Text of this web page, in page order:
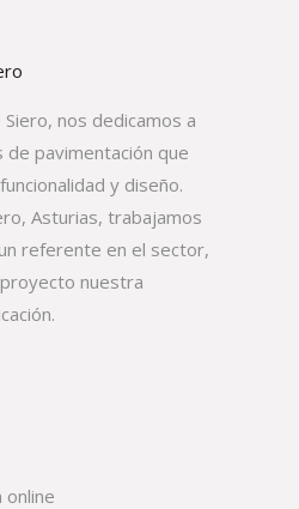
nos dedicamos a
de pavimentación que
y diseño.
Asturias, trabajamos
referente en el sector,
nuestra
online